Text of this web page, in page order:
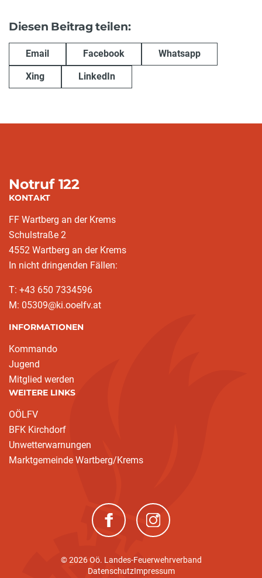
Diesen Beitrag teilen:
Email Facebook Whatsapp
Xing LinkedIn
Notruf 122
KONTAKT
FF Wartberg an der Krems
Schulstraße 2
4552 Wartberg an der Krems
In nicht dringenden Fällen:
T: +43 650 7334596
M: 05309@ki.ooelfv.at
INFORMATIONEN
Kommando
Jugend
Mitglied werden
WEITERE LINKS
OÖLFV
BFK Kirchdorf
Unwetterwarnungen
Marktgemeinde Wartberg/Krems
(neues Fenster)(neues Fenster)
© 2026 Oö. Landes-Feuerwehrverband
DatenschutzImpressum